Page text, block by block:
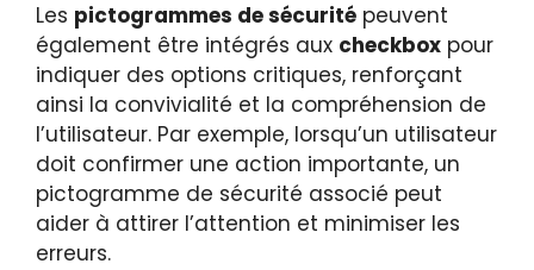
Les pictogrammes de sécurité peuvent
également être intégrés aux checkbox pour
indiquer des options critiques, renforçant
ainsi la convivialité et la compréhension de
l’utilisateur. Par exemple, lorsqu’un utilisateur
doit confirmer une action importante, un
pictogramme de sécurité associé peut
aider à attirer l’attention et minimiser les
erreurs.